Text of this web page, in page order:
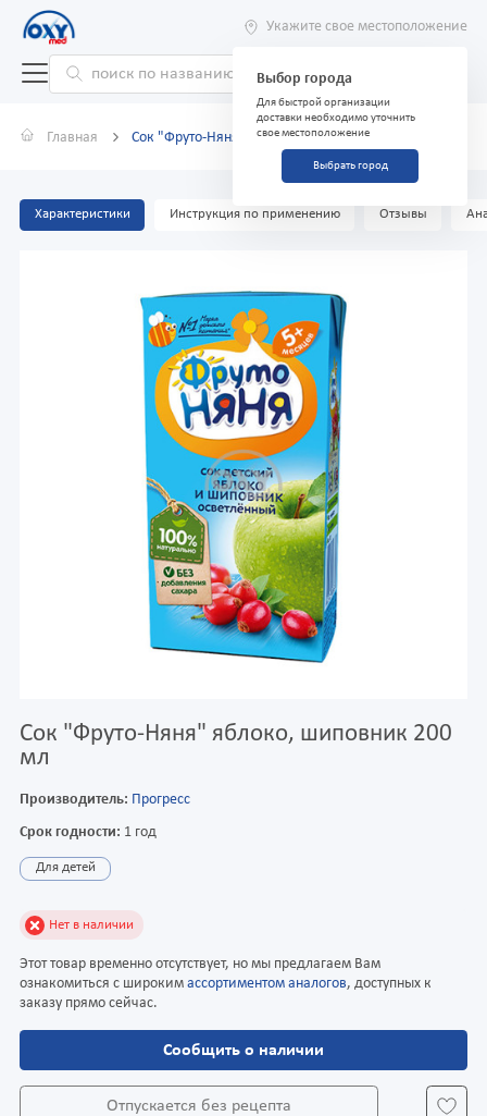
Укажите свое местоположение
Выбор города
Для быстрой организации
доставки необходимо уточнить
свое местоположение
Выбрать город
Главная Сок "Фруто-Няня" яблоко, шиповник 200 мл
Характеристики Инструкция по применению Отзывы
Сок "Фруто-Няня" яблоко, шиповник 200
мл
Производитель: Прогресс
Срок годности: 1 год
Для детей
Нет в наличии
Этот товар временно отсутствует, но мы предлагаем Вам
ознакомиться с широким ассортиментом аналогов, доступных к
заказу прямо сейчас.
Сообщить о наличии
Отпускается без рецепта